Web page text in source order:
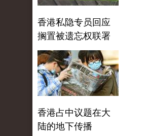
香港私隐专员回应
搁置被遗忘权联署
香港占中议题在大
陆的地下传播